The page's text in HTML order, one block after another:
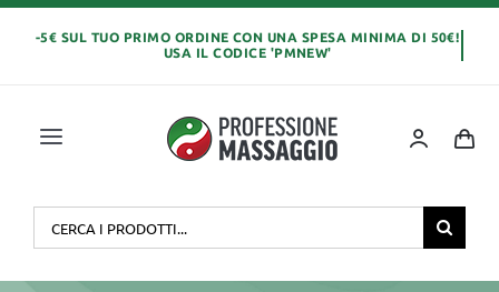
Salta
Toggle
Cerca
per: